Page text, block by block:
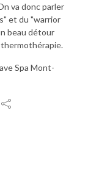
va donc parler
et du "warrior
beau détour
thermothérapie.
Spa Mont-